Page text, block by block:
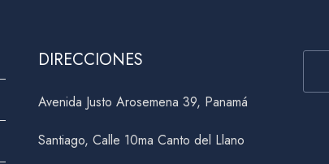
DIRECCIONES
Avenida Justo Arosemena 39, Panamá
Santiago, Calle 10ma Canto del Llano